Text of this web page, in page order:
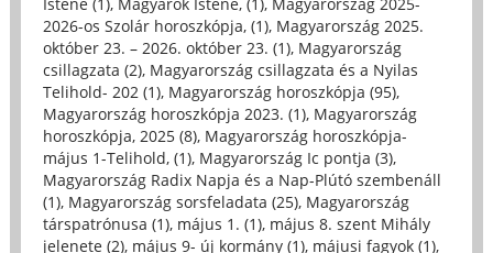
Istene (1), Magyarok Istene, (1), Magyarország 2025-
2026-os Szolár horoszkópja, (1), Magyarország 2025.
október 23. – 2026. október 23. (1), Magyarország
csillagzata (2), Magyarország csillagzata és a Nyilas
Telihold- 202 (1), Magyarország horoszkópja (95),
Magyarország horoszkópja 2023. (1), Magyarország
horoszkópja, 2025 (8), Magyarország horoszkópja-
május 1-Telihold, (1), Magyarország Ic pontja (3),
Magyarország Radix Napja és a Nap-Plútó szembenáll
(1), Magyarország sorsfeladata (25), Magyarország
társpatrónusa (1), május 1. (1), május 8. szent Mihály
jelenete (2), május 9- új kormány (1), májusi fagyok (1),